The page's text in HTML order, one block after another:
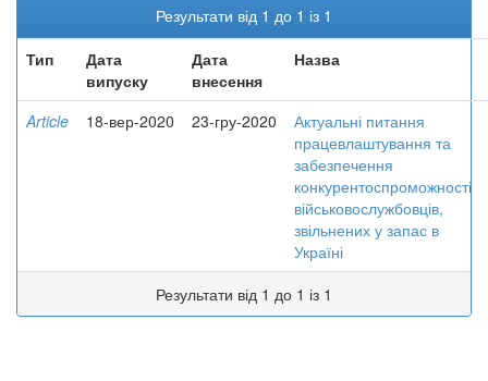
Результати від 1 до 1 із 1
Тип
Дата
випуску
Дата
внесення
Назва
Article 18-вер-2020 23-гру-2020
Актуальні питання
працевлаштування та
забезпечення
конкурентоспроможності
військовослужбовців,
звільнених у запас в
Україні
Результати від 1 до 1 із 1